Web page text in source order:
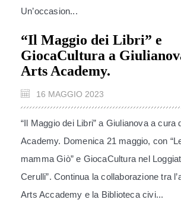
Un’occasion...
“Il Maggio dei Libri” e
GiocaCultura a
Arts Academy.
16 MAGGIO 2023
“Il Maggio dei Libri” a Giulianova a cura
Academy. Domenica 21 maggio, con
mamma Giò” e GiocaCultura nel
Cerulli”. Continua la collaborazione tra
Arts Accademy e la Biblioteca civi...